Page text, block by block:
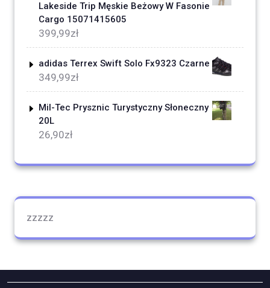
Lakeside Trip Męskie Beżowy W Fasonie
Cargo 15071415605
399,99zł
adidas Terrex Swift Solo Fx9323 Czarne
349,99zł
Mil-Tec Prysznic Turystyczny Słoneczny
20L
26,90zł
zzzzz